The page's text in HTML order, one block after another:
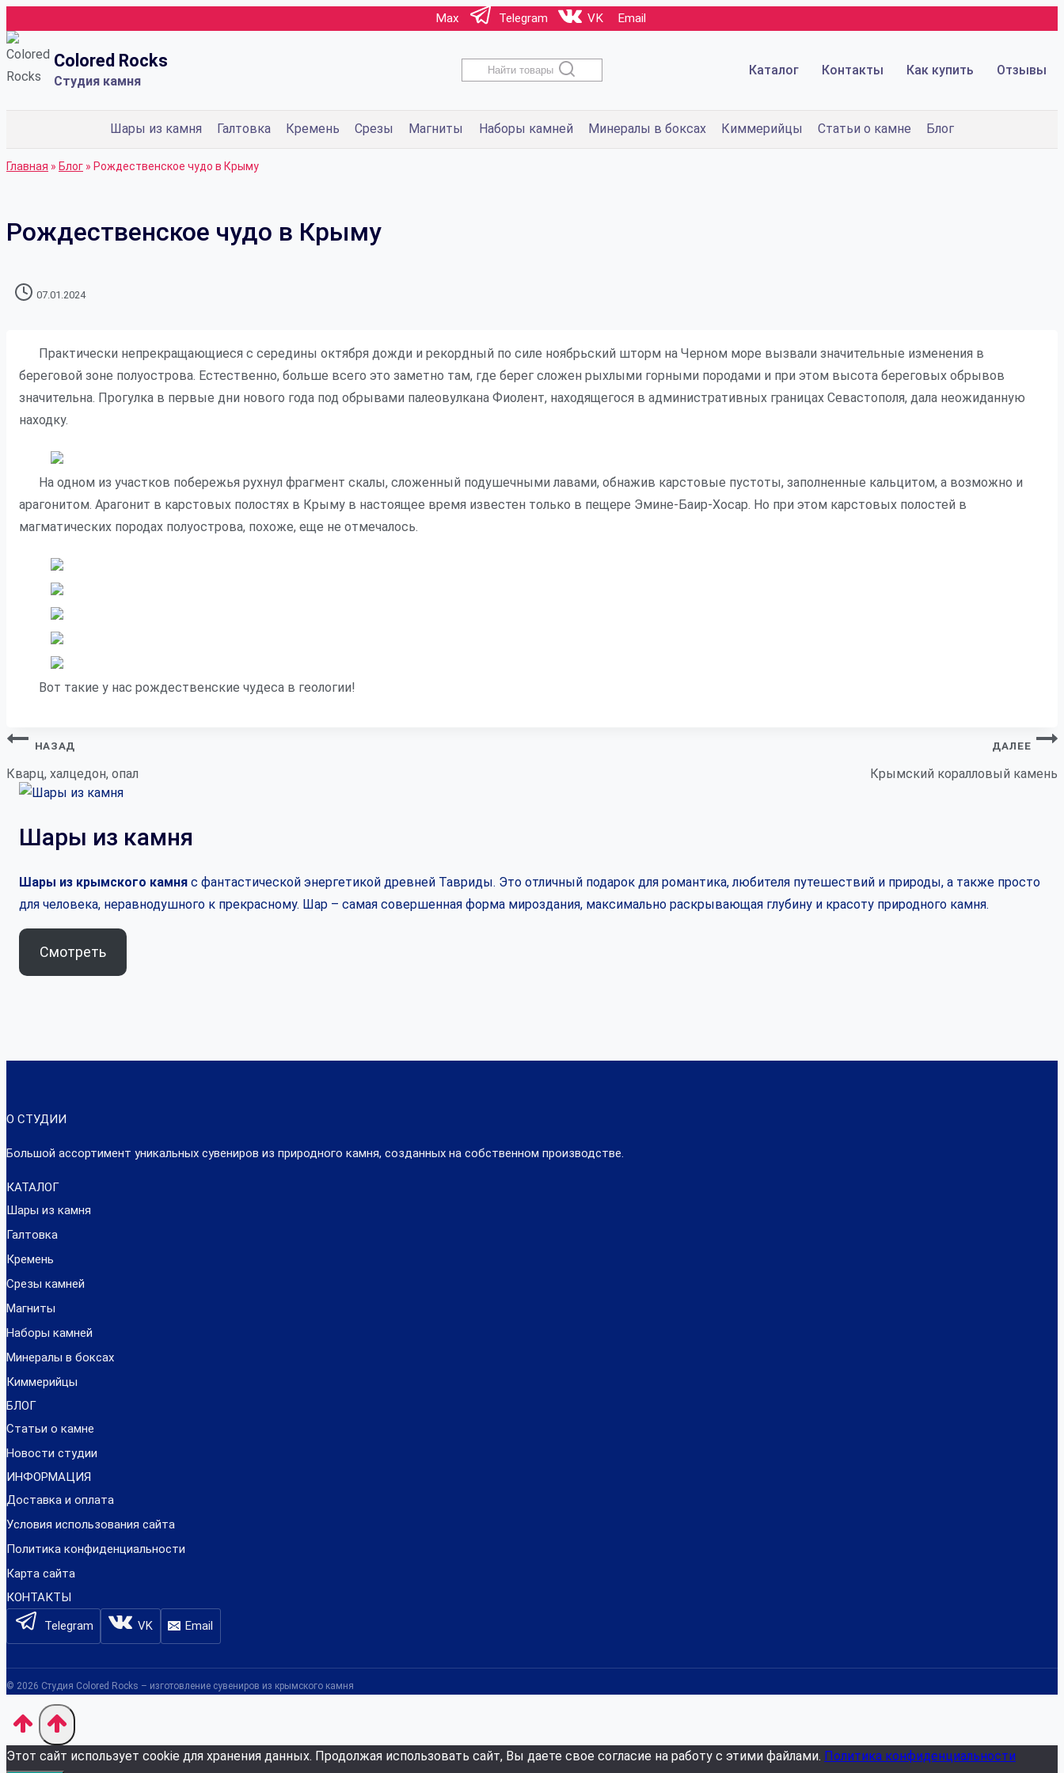
к
содержимому
Max Telegram VK Email
Colored Rocks
Студия камня
Найти товары Каталог Контакты Как купить Отзывы
Шары из камня Галтовка Кремень Срезы Магниты Наборы камней Минералы в боксах Киммерийцы Статьи о камне Блог
Главная » Блог » Рождественское чудо в Крыму
Рождественское чудо в Крыму
07.01.2024
Практически непрекращающиеся с середины октября дожди и рекордный по силе ноябрьский шторм на Черном море вызвали значительные изменения в
береговой зоне полуострова. Естественно, больше всего это заметно там, где берег сложен рыхлыми горными породами и при этом высота береговых обрывов
значительна. Прогулка в первые дни нового года под обрывами палеовулкана Фиолент, находящегося в административных границах Севастополя, дала неожиданную
находку.
На одном из участков побережья рухнул фрагмент скалы, сложенный подушечными лавами, обнажив карстовые пустоты, заполненные кальцитом, а возможно и
арагонитом. Арагонит в карстовых полостях в Крыму в настоящее время известен только в пещере Эмине-Баир-Хосар. Но при этом карстовых полостей в
магматических породах полуострова, похоже, еще не отмечалось.
Вот такие у нас рождественские чудеса в геологии!
Навигация
по
записям
НАЗАД
Кварц, халцедон, опал
ДАЛЕЕ
Крымский коралловый камень
Шары из камня
Шары из крымского камня с фантастической энергетикой древней Тавриды. Это отличный подарок для романтика, любителя путешествий и природы, а также просто
для человека, неравнодушного к прекрасному. Шар – самая совершенная форма мироздания, максимально раскрывающая глубину и красоту природного камня.
Смотреть
О СТУДИИ
Большой ассортимент уникальных сувениров из природного камня, созданных на собственном производстве.
КАТАЛОГ
Шары из камня
Галтовка
Кремень
Срезы камней
Магниты
Наборы камней
Минералы в боксах
Киммерийцы
БЛОГ
Статьи о камне
Новости студии
ИНФОРМАЦИЯ
Доставка и оплата
Условия использования сайта
Политика конфиденциальности
Карта сайта
КОНТАКТЫ
Telegram VK Email
© 2026 Студия Colored Rocks – изготовление сувениров из крымского камня
Этот сайт использует cookie для хранения данных. Продолжая использовать сайт, Вы даете свое согласие на работу с этими файлами. Политика конфиденциальности